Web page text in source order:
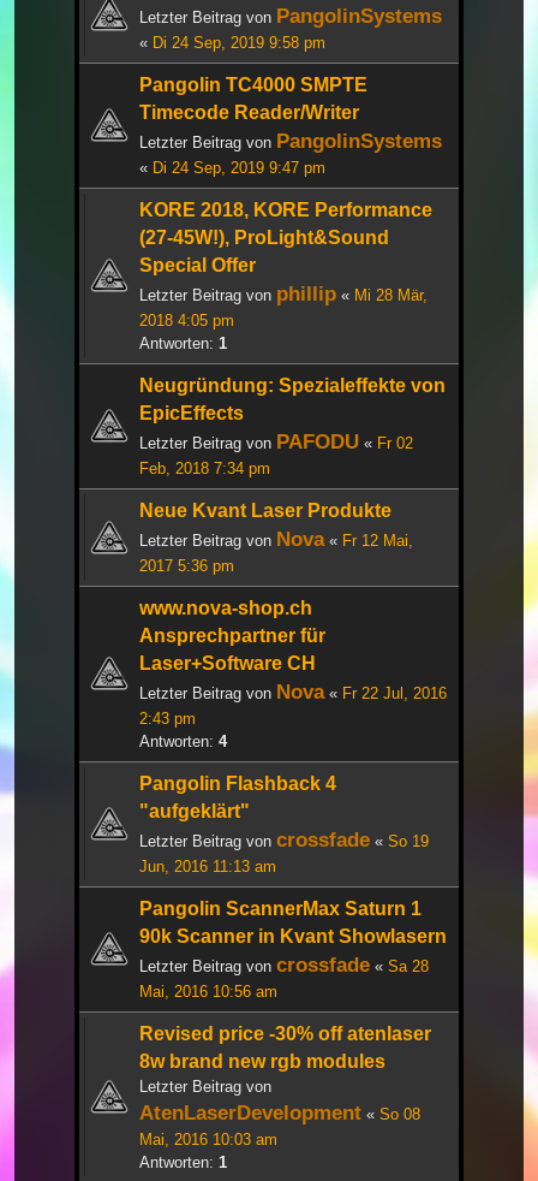
Letzter Beitrag von PangolinSystems
« Di 24 Sep, 2019 9:58 pm
Pangolin TC4000 SMPTE
Timecode Reader/Writer
Letzter Beitrag von PangolinSystems
« Di 24 Sep, 2019 9:47 pm
KORE 2018, KORE Performance
(27-45W!), ProLight&Sound
Special Offer
Letzter Beitrag von phillip « Mi 28 Mär,
2018 4:05 pm
Antworten: 1
Neugründung: Spezialeffekte von
EpicEffects
Letzter Beitrag von PAFODU « Fr 02
Feb, 2018 7:34 pm
Neue Kvant Laser Produkte
Letzter Beitrag von Nova« Fr 12 Mai,
2017 5:36 pm
www.nova-shop.ch
Ansprechpartner für
Laser+Software CH
Letzter Beitrag von Nova« Fr 22 Jul, 2016
2:43 pm
Antworten: 4
Pangolin Flashback 4
"aufgeklärt"
Letzter Beitrag von crossfade « So 19
Jun, 2016 11:13 am
Pangolin ScannerMax Saturn 1
90k Scanner in Kvant Showlasern
Letzter Beitrag von crossfade « Sa 28
Mai, 2016 10:56 am
Revised price -30% off atenlaser
8w brand new rgb modules
Letzter Beitrag von
AtenLaserDevelopment « So 08
Mai, 2016 10:03 am
Antworten: 1